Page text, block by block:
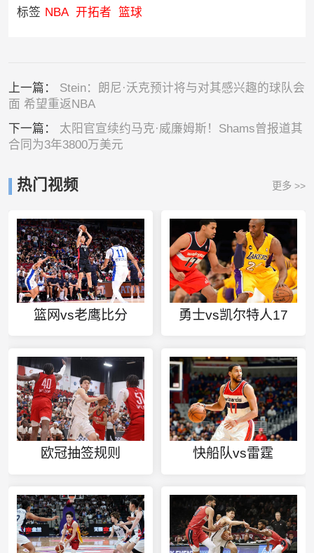
标签 NBA 开拓者 篮球
上一篇： Stein：朗尼·沃克预计将与对其感兴趣的球队会
面 希望重返NBA
下一篇： 太阳官宣续约马克·威廉姆斯！Shams曾报道其
合同为3年3800万美元
热门视频 更多 >>
篮网vs老鹰比分 勇士vs凯尔特人17
欧冠抽签规则 快船队vs雷霆